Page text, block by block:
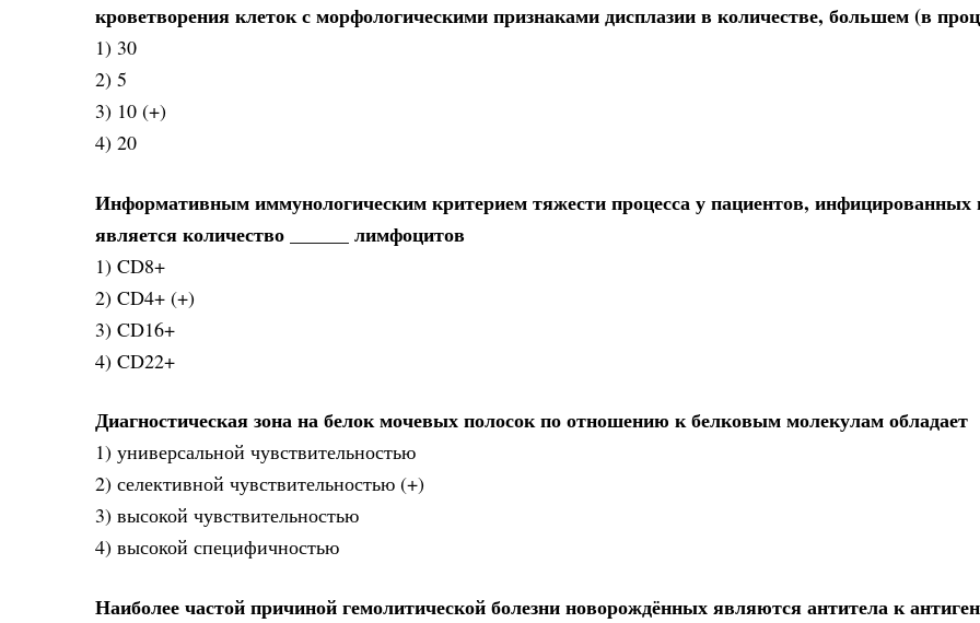
кроветворения клеток с морфологическими признаками дисплазии в количестве, большем (в
1) 30
2) 5
3) 10 (+)
4) 20
Информативным иммунологическим критерием тяжести процесса у пациентов, инфицированных
является количество ______ лимфоцитов
1) CD8+
2) CD4+ (+)
3) CD16+
4) CD22+
Диагностическая зона на белок мочевых полосок по отношению к белковым молекулам обладает
1) универсальной чувствительностью
2) селективной чувствительностью (+)
3) высокой чувствительностью
4) высокой специфичностью
Наиболее частой причиной гемолитической болезни новорождённых являются антитела к